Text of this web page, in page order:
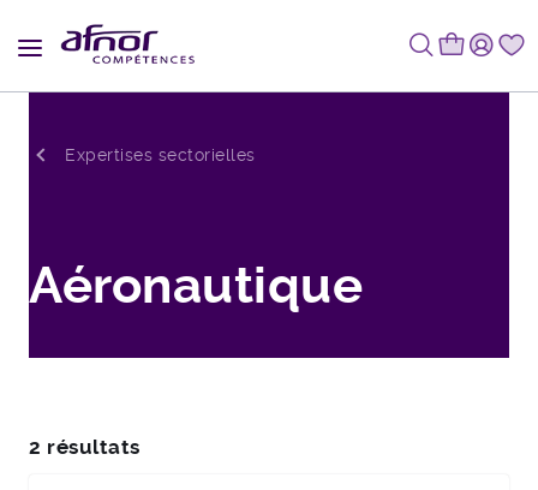
Expertises sectorielles
Aéronautique
2 résultats